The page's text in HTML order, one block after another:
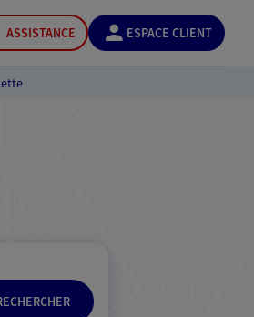
ASSISTANCE ESPACE CLIENT